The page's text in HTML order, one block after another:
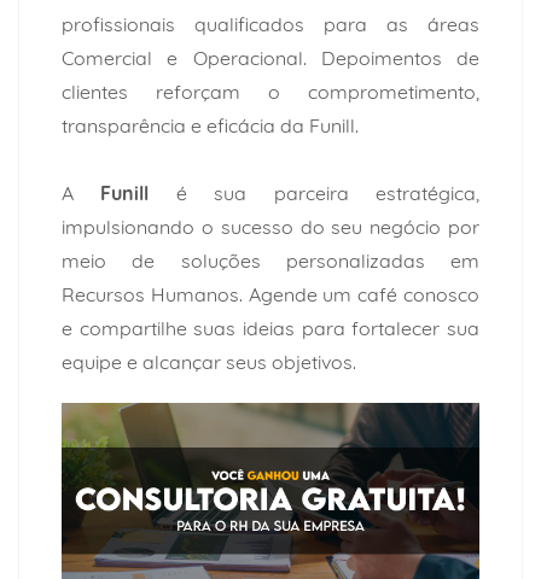
profissionais qualificados para as áreas
Comercial e Operacional. Depoimentos de
clientes reforçam o comprometimento,
transparência e eficácia da Funill.
A Funill é sua parceira estratégica,
impulsionando o sucesso do seu negócio por
meio de soluções personalizadas em
Recursos Humanos. Agende um café conosco
e compartilhe suas ideias para fortalecer sua
equipe e alcançar seus objetivos.